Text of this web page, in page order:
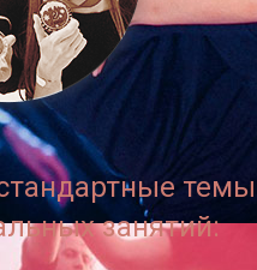
- хастл и модерн джайв
темы
занятий: